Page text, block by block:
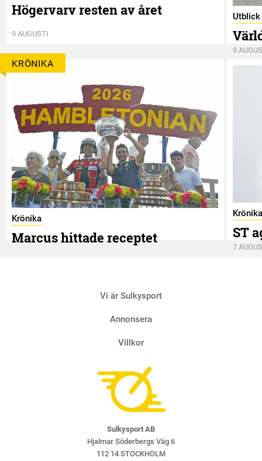
Högervarv resten av året
9 AUGUSTI
Utblick
9
KRÖNIKA
Krönika
Marcus hittade receptet
Krönika
ST
7
Vi är Sulkysport
Annonsera
Villkor
Sulkysport AB
Hjalmar Söderbergs Väg 6
112 14 STOCKHOLM